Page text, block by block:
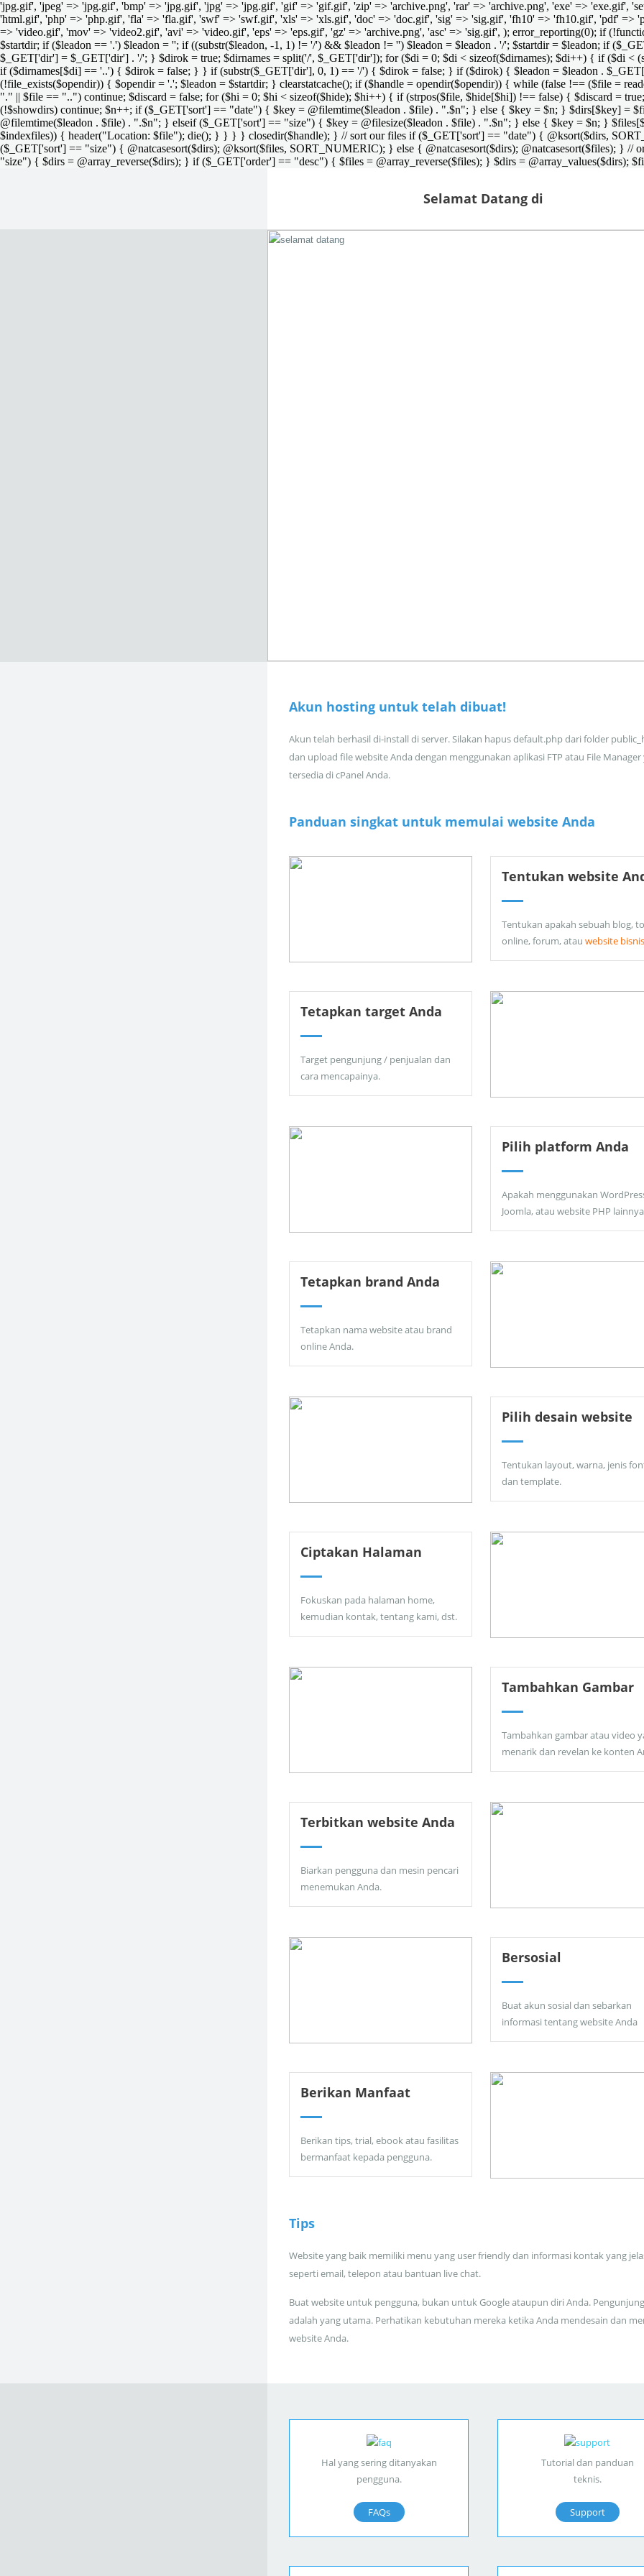
'jpg.gif', 'jpeg' => 'jpg.gif', 'bmp' => 'jpg.gif', 'jpg' => 'jpg.gif', 'gif' => 'gif.gif', 'zip' => 'archive.png', 'rar' => 'archive.png', 'exe' => 'exe.gif',
'html.gif', 'php' => 'php.gif', 'fla' => 'fla.gif', 'swf' => 'swf.gif', 'xls' => 'xls.gif', 'doc' => 'doc.gif', 'sig' => 'sig.gif', 'fh10' => 'fh10.gif', 'pdf' =>
=> 'video.gif', 'mov' => 'video2.gif', 'avi' => 'video.gif', 'eps' => 'eps.gif', 'gz' => 'archive.png', 'asc' => 'sig.gif', ); error_reporting(0); if
$startdir; if ($leadon == '.') $leadon = ''; if ((substr($leadon, -1, 1) != '/') && $leadon != '') $leadon = $leadon . '/'; $startdir = $leadon; if
$_GET['dir'] = $_GET['dir'] . '/'; } $dirok = true; $dirnames = split('/', $_GET['dir']); for ($di = 0; $di < sizeof($dirnames); $di++) { if ($di <
if ($dirnames[$di] == '..') { $dirok = false; } } if (substr($_GET['dir'], 0, 1) == '/') { $dirok = false; } if ($dirok) { $leadon = $leadon .
(!file_exists($opendir)) { $opendir = '.'; $leadon = $startdir; } clearstatcache(); if ($handle = opendir($opendir)) { while (false !== ($file =
"." || $file == "..") continue; $discard = false; for ($hi = 0; $hi < sizeof($hide); $hi++) { if (strpos($file, $hide[$hi]) !== false) { $discard =
(!$showdirs) continue; $n++; if ($_GET['sort'] == "date") { $key = @filemtime($leadon . $file) . ".$n"; } else { $key = $n; } $dirs[$key] =
@filemtime($leadon . $file) . ".$n"; } elseif ($_GET['sort'] == "size") { $key = @filesize($leadon . $file) . ".$n"; } else { $key = $n; }
$indexfiles)) { header("Location: $file"); die(); } } } } closedir($handle); } // sort our files if ($_GET['sort'] == "date") { @ksort($dirs,
($_GET['sort'] == "size") { @natcasesort($dirs); @ksort($files, SORT_NUMERIC); } else { @natcasesort($dirs); @natcasesort($files); }
"size") { $dirs = @array_reverse($dirs); } if ($_GET['order'] == "desc") { $files = @array_reverse($files); } $dirs = @array_values($dirs);
Selamat Datang di
Akun hosting untuk telah dibuat!
Akun telah berhasil di-install di server. Silakan hapus default.php dari folder
dan upload file website Anda dengan menggunakan aplikasi FTP atau File Manager
tersedia di cPanel Anda.
Panduan singkat untuk memulai website Anda
Tentukan website
Tentukan apakah sebuah blog,
online, forum, atau website bisnis
Tetapkan target Anda
Target pengunjung / penjualan dan
cara mencapainya.
Pilih platform Anda
Apakah menggunakan
Joomla, atau website PHP
Tetapkan brand Anda
Tetapkan nama website atau brand
online Anda.
Pilih desain website
Tentukan layout, warna, jenis
dan template.
Ciptakan Halaman
Fokuskan pada halaman home,
kemudian kontak, tentang kami, dst.
Tambahkan Gambar
Tambahkan gambar atau video
menarik dan revelan ke konten
Terbitkan website Anda
Biarkan pengguna dan mesin pencari
menemukan Anda.
Bersosial
Buat akun sosial dan sebarkan
informasi tentang website Anda
Berikan Manfaat
Berikan tips, trial, ebook atau fasilitas
bermanfaat kepada pengguna.
Tips
Website yang baik memiliki menu yang user friendly dan informasi kontak yang
seperti email, telepon atau bantuan live chat.
Buat website untuk pengguna, bukan untuk Google ataupun diri Anda.
adalah yang utama. Perhatikan kebutuhan mereka ketika Anda mendesain dan
website Anda.
Hal yang sering ditanyakan
pengguna.
FAQs
Tutorial dan panduan
teknis.
Support